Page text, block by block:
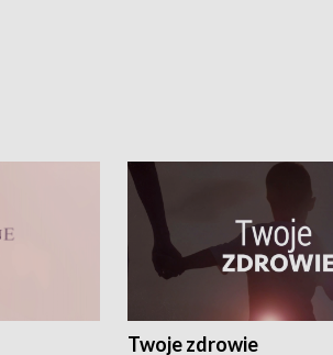
Twoje zdrowie